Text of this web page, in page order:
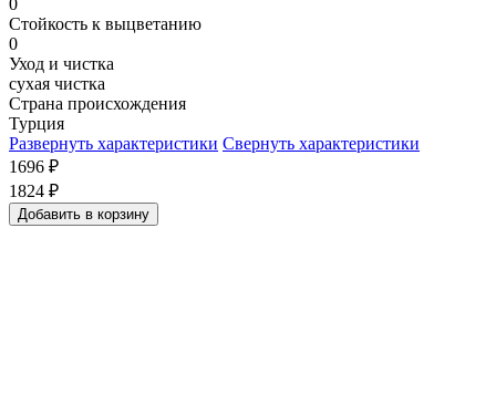
Стойкость к выцветанию
0
Уход и чистка
сухая чистка
Страна происхождения
Турция
Развернуть характеристики Свернуть характеристики
1696 ₽
1824 ₽
Добавить в корзину